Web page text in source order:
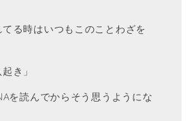
る時はいつもこのことわざを
き」
を読んでからそう思うようにな